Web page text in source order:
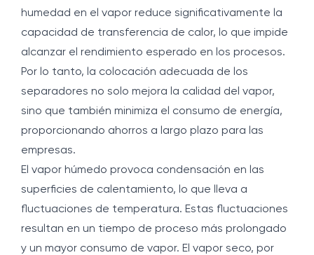
humedad en el vapor reduce significativamente la
capacidad de transferencia de calor, lo que impide
alcanzar el rendimiento esperado en los procesos.
Por lo tanto, la colocación adecuada de los
separadores no solo mejora la calidad del vapor,
sino que también minimiza el consumo de energía,
proporcionando ahorros a largo plazo para las
empresas.
El vapor húmedo provoca condensación en las
superficies de calentamiento, lo que lleva a
fluctuaciones de temperatura. Estas fluctuaciones
resultan en un tiempo de proceso más prolongado
y un mayor consumo de vapor. El vapor seco, por